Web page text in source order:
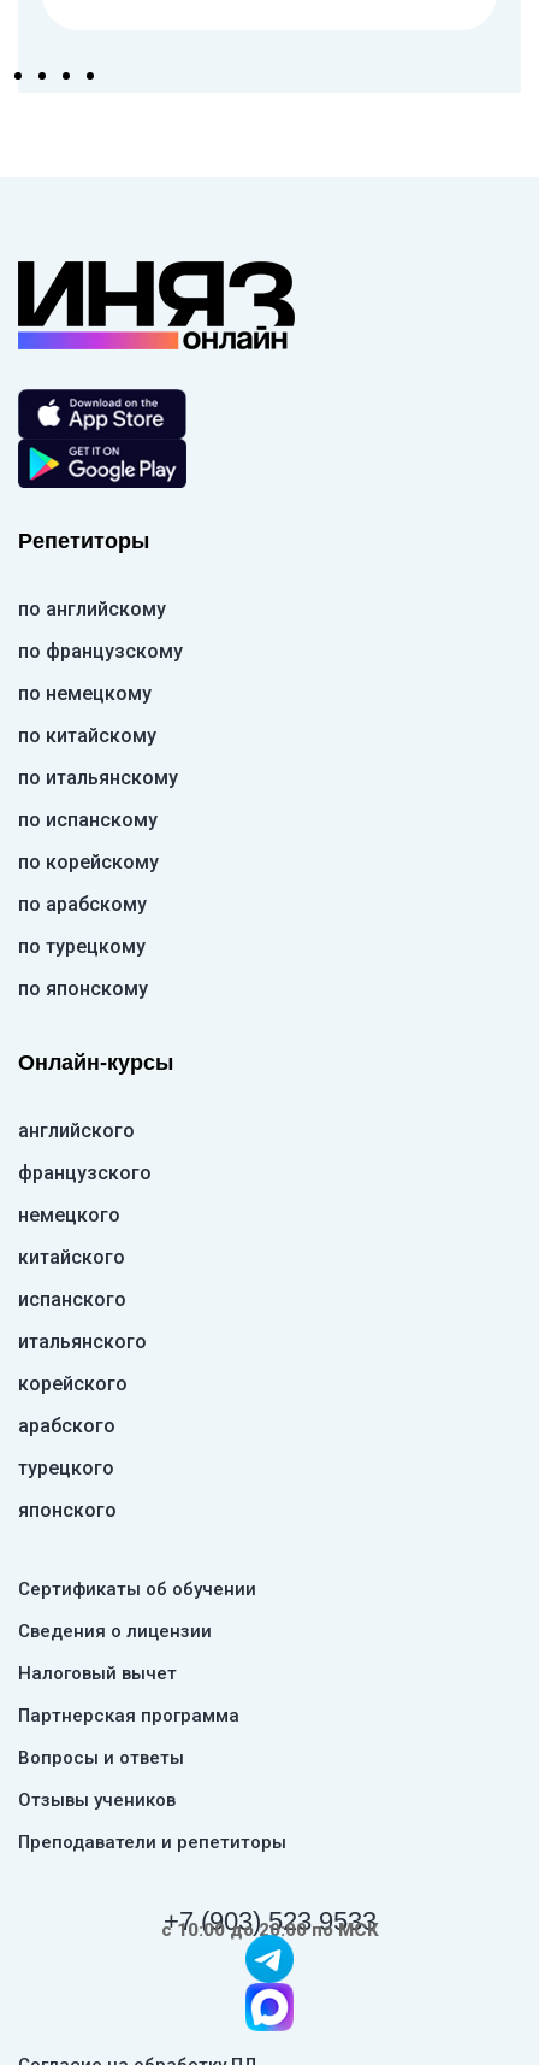
Репетиторы
по английскому
по французскому
по немецкому
по китайскому
по итальянскому
по испанскому
по корейскому
по арабскому
по турецкому
по японскому
Онлайн-курсы
английского
французского
немецкого
китайского
испанского
итальянского
корейского
арабского
турецкого
японского
Сертификаты об обучении
Сведения о лицензии
Налоговый вычет
Партнерская программа
Вопросы и ответы
Отзывы учеников
Преподаватели и репетиторы
+7 (903) 523 9533
с 10:00 до 20:00 по МСК